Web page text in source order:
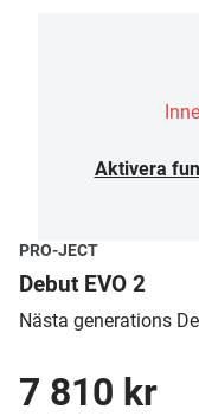
Aktivera
PRO-JECT
Debut EVO 2
Nästa generations
7 810 kr